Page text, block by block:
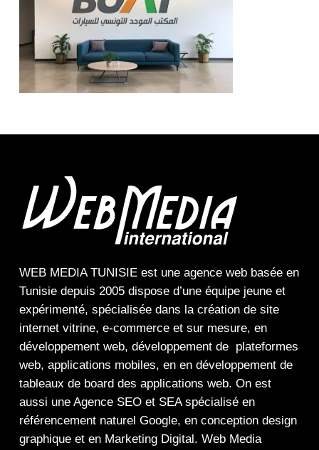
WEB MEDIA TUNISIEest une agence webbasée en
Tunisie depuis 2005 dispose d’une équipe jeune et
expérimenté, spécialisée dans la création de site
internet vitrine, e-commerceet sur mesure, en
développement web, développement de plateformes
web, applications mobiles, en en développement de
tableaux de boarddes applications web. On est
aussi une Agence SEOet SEAspécialisé en
référencement naturel Google, en conception design
graphiqueet en Marketing Digital. Web Media